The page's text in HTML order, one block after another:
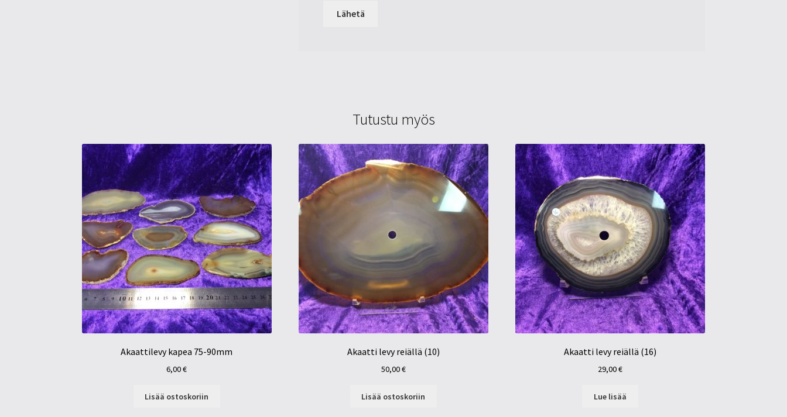
Tutustu myös
Akaattilevy kapea 75-90mm
6,00€
Lisää ostoskoriin
Akaatti levy reiällä (10)
50,00€
Lisää ostoskoriin
Akaatti levy reiällä (16)
29,00€
Lue lisää